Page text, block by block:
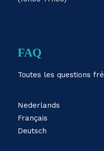
FAQ
Toutes les questions
Nederlands
Français
Deutsch